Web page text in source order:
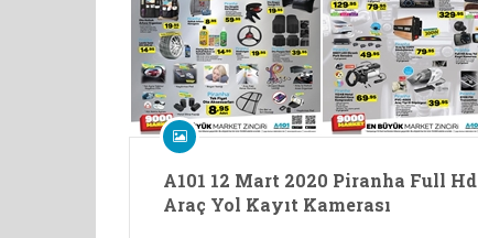
A101 12 Mart 2020 Piranha Full Hd
Araç Yol Kayıt Kamerası